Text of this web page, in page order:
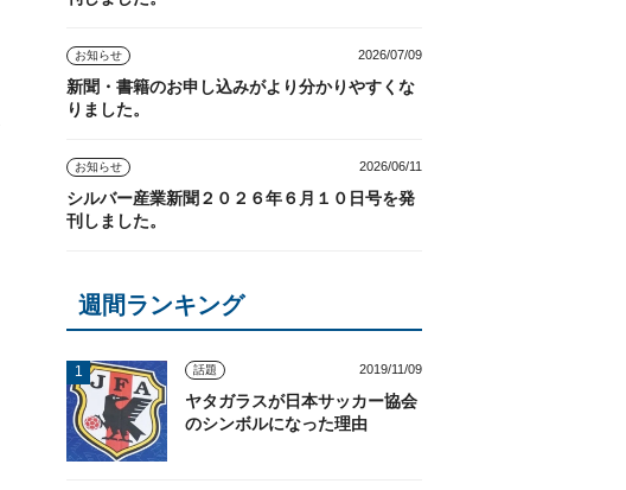
お知らせ 2026/07/09
新聞・書籍のお申し込みがより分かりやすくな
りました。
お知らせ 2026/06/11
シルバー産業新聞２０２６年６月１０日号を発
刊しました。
週間ランキング
話題 2019/11/09
ヤタガラスが日本サッカー協会
のシンボルになった理由